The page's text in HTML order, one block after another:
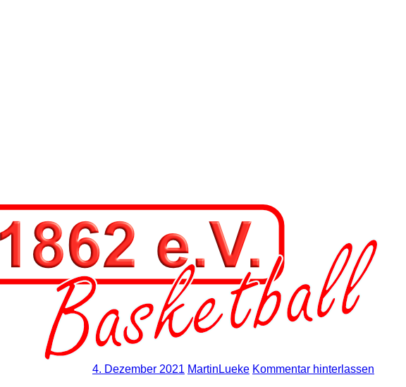
4. Dezember 2021 MartinLueke Kommentar hinterlassen